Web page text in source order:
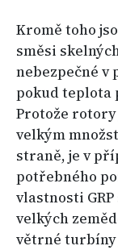
Kromě toho
směsi
nebezpečné v
pokud teplota
Protože
velkým
straně, je v
potřebného
vlastnosti
velkých
větrné turbíny